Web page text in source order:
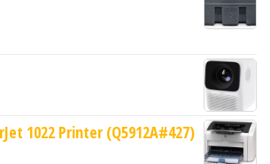
1022 Printer (Q5912A#427)